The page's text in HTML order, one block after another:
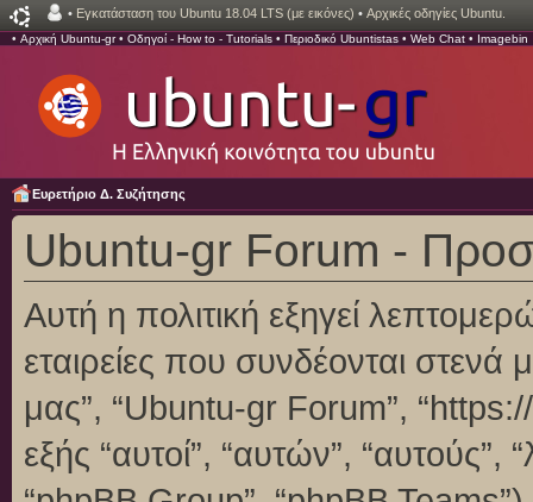
• Εγκατάσταση του Ubuntu 18.04 LTS (με εικόνες) • Αρχικές οδηγίες Ubuntu.
• Αρχική Ubuntu-gr• Οδηγοί - How to - Tutorials • Περιοδικό Ubuntistas • Web Chat • Imagebin
Ευρετήριο Δ. Συζήτησης
Ubuntu-gr Forum -
Αυτή η πολιτική εξηγεί
εταιρείες που συνδέονται στενά
μας”, “Ubuntu-gr Forum”,
εξής “αυτοί”, “αυτών”,